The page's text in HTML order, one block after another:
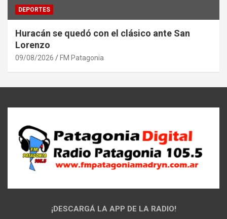
DEPORTES
Huracán se quedó con el clásico ante San
Lorenzo
09/08/2026 FM Patagonia
¡DESCARGÁ LA APP DE LA RADIO!